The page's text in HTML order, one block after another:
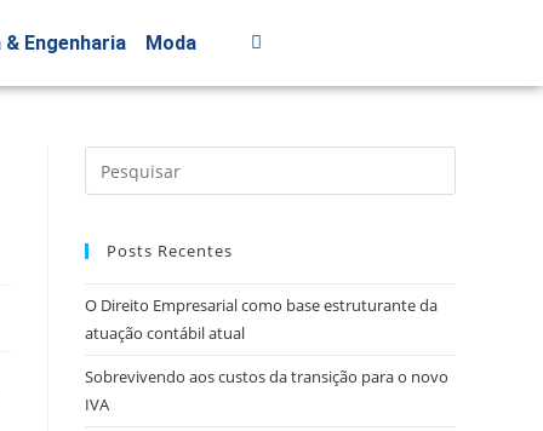
Engenharia Moda
Posts Recentes
O Direito Empresarial como base estruturante da
atuação contábil atual
Sobrevivendo aos custos da transição para o novo
IVA